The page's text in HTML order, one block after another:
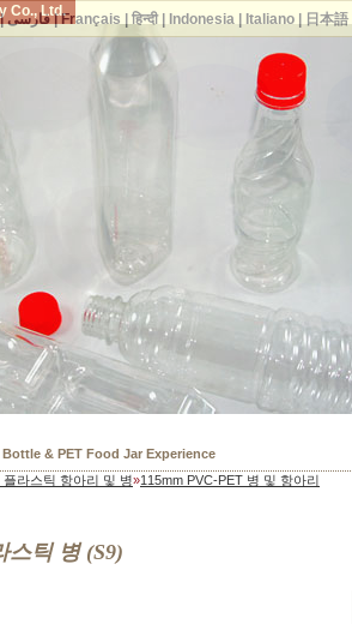
Co., Ltd.
For Your PET Bottles
플라스틱 항아리 및 병»115mm PVC-PET 병 및 항아리
스틱 병 (S9)
فارسی|Français हिन्दी| Indonesia| Italiano| 日本語|